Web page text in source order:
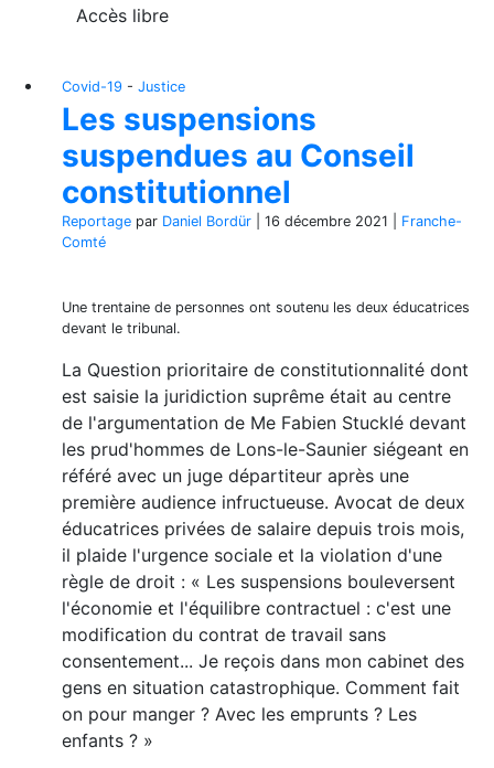
Accès libre
Covid-19 - Justice
Les suspensions
suspendues au Conseil
constitutionnel
Reportage par Daniel Bordür 16 décembre 2021
Franche-
Comté
Une trentaine de personnes ont soutenu les deux éducatrices
devant le tribunal.
La Question prioritaire de constitutionnalité dont
est saisie la juridiction suprême était au centre
de l'argumentation de Me Fabien Stucklé devant
les prud'hommes de Lons-le-Saunier siégeant en
référé avec un juge départiteur après une
première audience infructueuse. Avocat de deux
éducatrices privées de salaire depuis trois mois,
il plaide l'urgence sociale et la violation d'une
règle de droit : « Les suspensions bouleversent
l'économie et l'équilibre contractuel : c'est une
modification du contrat de travail sans
consentement... Je reçois dans mon cabinet des
gens en situation catastrophique. Comment fait
on pour manger ? Avec les emprunts ? Les
enfants ? »